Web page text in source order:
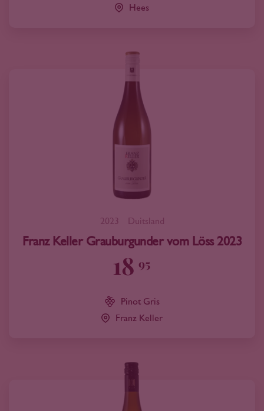
Hees
2023 Duitsland
Franz Keller Grauburgunder vom Löss 2023
18 95
Pinot Gris
Franz Keller